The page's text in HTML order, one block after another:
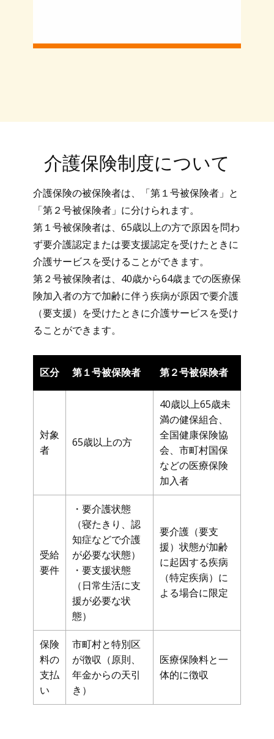
介護保険制度について
介護保険の被保険者は、「第１号被保険者」と
「第２号被保険者」に分けられます。
第１号被保険者は、65歳以上の方で原因を問わ
ず要介護認定または要支援認定を受けたときに
介護サービスを受けることができます。
第２号被保険者は、40歳から64歳までの医療保
険加入者の方で加齢に伴う疾病が原因で要介護
（要支援）を受けたときに介護サービスを受け
ることができます。
区分 第１号被保険者 第２号被保険者
対象
者
65歳以上の方
40歳以上65歳未
満の健保組合、
全国健康保険協
会、市町村国保
などの医療保険
加入者
受給
要件
・要介護状態
（寝たきり、認
知症などで介護
が必要な状態）
・要支援状態
（日常生活に支
援が必要な状
態）
要介護（要支
援）状態が加齢
に起因する疾病
（特定疾病）に
よる場合に限定
保険
料の
支払
い
市町村と特別区
が徴収（原則、
年金からの天引
き）
医療保険料と一
体的に徴収